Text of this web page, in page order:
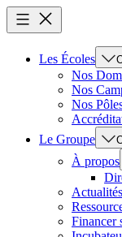
Les Écoles
Nos
Nos
Nos
Le Groupe
À propos
Actualités
Financer